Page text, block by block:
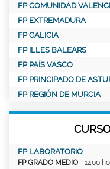
FP COMUNIDAD
FP EXTREMADURA
FP GALICIA
FP ILLES BALEARS
FP PAÍS VASCO
FP PRINCIPADO DE
FP REGIÓN DE MURCIA
FP LABORATORIO
FP GRADO MEDIO - 1400